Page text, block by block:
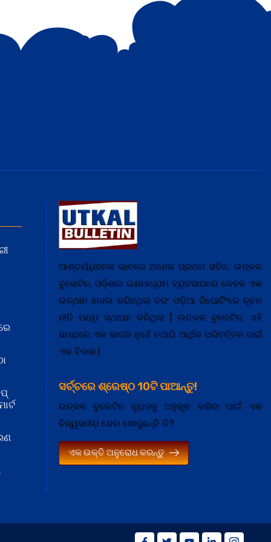
ଆଶ୍ଚର୍ଯ୍ଯ଼ଜନକ ଭାବରେ ଅନେକ ପ୍ରଥମ ସହିତ, ଉତ୍କଳ
ବୁଲେଟିନ, ଓଡ଼ିଶାର ଗଣମାଧ୍ଯ଼ମ ବ୍ଯ଼ବସାଯ଼ରେ କେବଳ ଏକ
ଉତ୍ଥାନ ହାସଲ କରିନଥିଲା ବରଂ ଓଡ଼ିଆ ରିପୋର୍ଟିଂରେ ନୂତନ
ନୀତି ମଧ୍ଯ଼ ସ୍ଥାପନ କରିଥିଲା | ଉତ୍କଳ ବୁଲେଟିନ, ଏହି
ସମଯ଼ରେ ଏକ କାଗଜ ନୁହେଁ ତଥାପି ଆର୍ଥିକ ପରିବର୍ତ୍ତନ ପାଇଁ
ଏକ ବିକାଶ |
ସର୍ଚ୍ଚରେ ଶ୍ରେଷ୍ଠ 10ଟି ପାଆନ୍ତୁ!
ଉତ୍କଳ ବୁଲେଟିନ ନ୍ଯ଼ୁଜକୁ ଅନୁକୂଳ କରିବା ପାଇଁ ଏକ
ବିଶ୍ୱସନୀଯ଼ ସେବା ଖୋଜୁଛନ୍ତି କି?
ଏକ ଉକ୍ତି ଅନୁରୋଧ କରନ୍ତୁ